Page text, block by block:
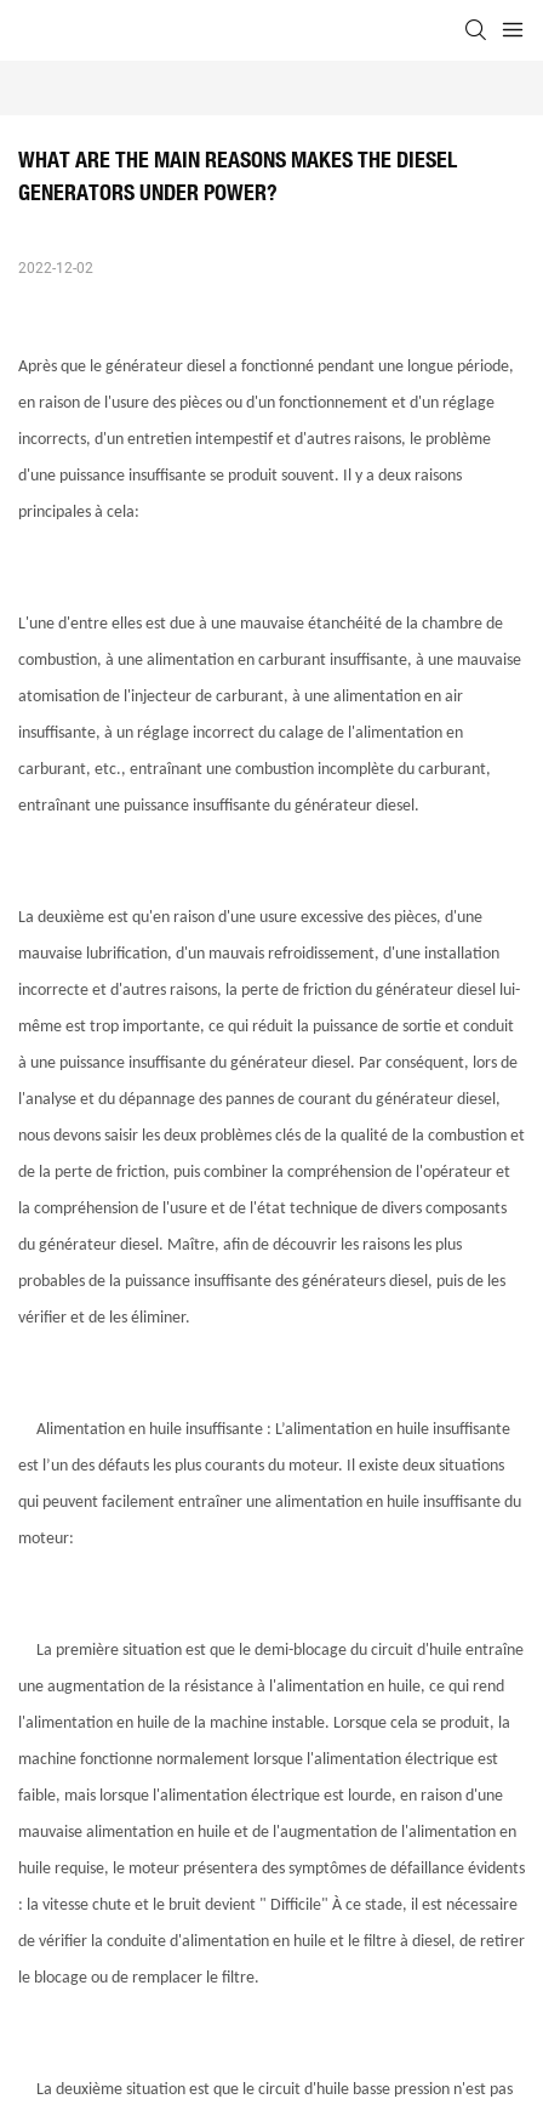
WHAT ARE THE MAIN REASONS MAKES THE DIESEL
GENERATORS UNDER POWER?
2022-12-02
Après que le générateur diesel a fonctionné pendant une longue période,
en raison de l'usure des pièces ou d'un fonctionnement et d'un réglage
incorrects, d'un entretien intempestif et d'autres raisons, le problème
d'une puissance insuffisante se produit souvent. Il y a deux raisons
principales à cela:
L'une d'entre elles est due à une mauvaise étanchéité de la chambre de
combustion, à une alimentation en carburant insuffisante, à une mauvaise
atomisation de l'injecteur de carburant, à une alimentation en air
insuffisante, à un réglage incorrect du calage de l'alimentation en
carburant, etc., entraînant une combustion incomplète du carburant,
entraînant une puissance insuffisante du générateur diesel.
La deuxième est qu'en raison d'une usure excessive des pièces, d'une
mauvaise lubrification, d'un mauvais refroidissement, d'une installation
incorrecte et d'autres raisons, la perte de friction du générateur diesel lui-
même est trop importante, ce qui réduit la puissance de sortie et conduit
à une puissance insuffisante du générateur diesel. Par conséquent, lors de
l'analyse et du dépannage des pannes de courant du générateur diesel,
nous devons saisir les deux problèmes clés de la qualité de la combustion et
de la perte de friction, puis combiner la compréhension de l'opérateur et
la compréhension de l'usure et de l'état technique de divers composants
du générateur diesel. Maître, afin de découvrir les raisons les plus
probables de la puissance insuffisante des générateurs diesel, puis de les
vérifier et de les éliminer.
Alimentation en huile insuffisante : L’alimentation en huile insuffisante
est l’un des défauts les plus courants du moteur. Il existe deux situations
qui peuvent facilement entraîner une alimentation en huile insuffisante du
moteur:
La première situation est que le demi-blocage du circuit d'huile entraîne
une augmentation de la résistance à l'alimentation en huile, ce qui rend
l'alimentation en huile de la machine instable. Lorsque cela se produit, la
machine fonctionne normalement lorsque l'alimentation électrique est
faible, mais lorsque l'alimentation électrique est lourde, en raison d'une
mauvaise alimentation en huile et de l'augmentation de l'alimentation en
huile requise, le moteur présentera des symptômes de défaillance évidents
: la vitesse chute et le bruit devient " Difficile" À ce stade, il est nécessaire
de vérifier la conduite d'alimentation en huile et le filtre à diesel, de retirer
le blocage ou de remplacer le filtre.
La deuxième situation est que le circuit d'huile basse pression n'est pas